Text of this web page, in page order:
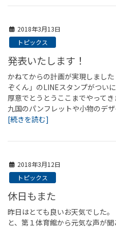
2018年3月13日
トピックス
発表いたします！
かねてからの計画が実現しまし
ぞくん」のLINEスタンプがつい
厚意でとうとうここまでやって
九国のパンフレットや小物のデ
[続きを読む]
2018年3月12日
トピックス
休日もまた
昨日はとても良いお天気でした
と、第１体育館から元気な声が